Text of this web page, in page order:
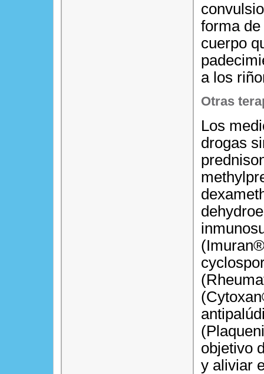
forma
cuerpo
a los
Otras
Los
drogas
objetivo
y aliviar